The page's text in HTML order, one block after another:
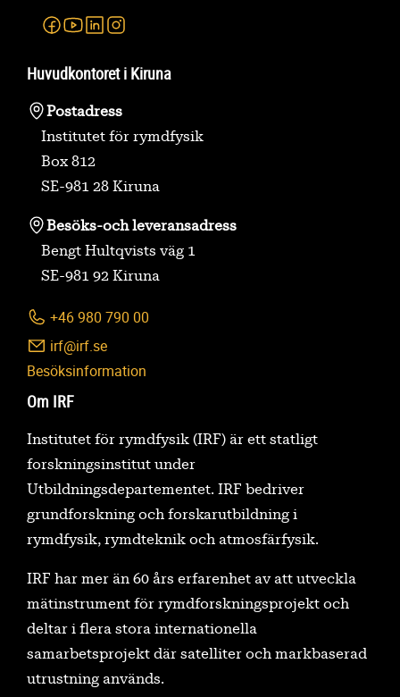
Facebook
Youtube
Linkedin
Huvudkontoret i Kiruna
Postadress
Institutet för rymdfysik
Box 812
SE-981 28 Kiruna
Besöks-och leveransadress
Bengt Hultqvists väg 1
SE-981 92 Kiruna
+46 980 790 00
irf@irf.se
Besöksinformation
Om IRF
Institutet för rymdfysik (IRF) är ett statligt
forskningsinstitut under
Utbildningsdepartementet. IRF bedriver
grundforskning och forskarutbildning i
rymdfysik, rymdteknik och atmosfärfysik.
IRF har mer än 60 års erfarenhet av att utveckla
mätinstrument för rymdforskningsprojekt och
deltar i flera stora internationella
samarbetsprojekt där satelliter och markbaserad
utrustning används.